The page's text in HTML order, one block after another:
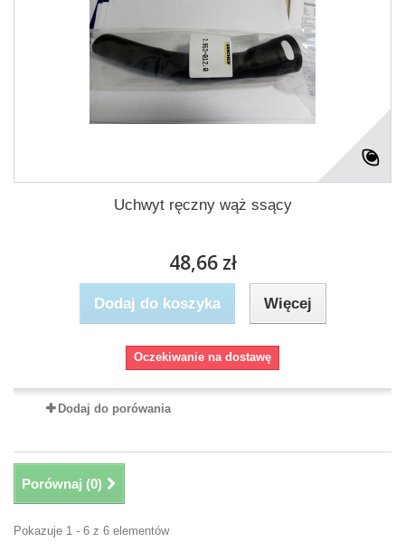
Uchwyt ręczny wąż ssący
48,66 zł
Dodaj do koszyka Więcej
Oczekiwanie na dostawę
Dodaj do porówania
Porównaj (0)
Pokazuje 1 - 6 z 6 elementów